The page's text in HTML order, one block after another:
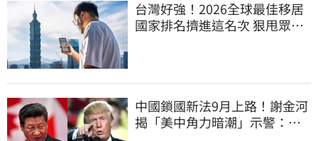
台灣好強！2026全球最佳移居
國家排名擠進這名次 狠甩眾多
中國鎖國新法9月上路！謝金河
揭「美中角力暗潮」示警：台